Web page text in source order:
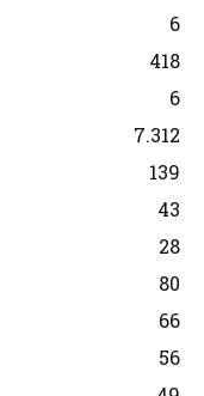
6
418
6
7.312
139
43
28
80
66
56